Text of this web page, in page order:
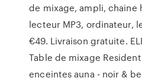
de mixage, ampli, chaine
lecteur MP3, ordinateur,
€49. Livraison gratuite.
Table de mixage Resident
enceintes auna - noir &